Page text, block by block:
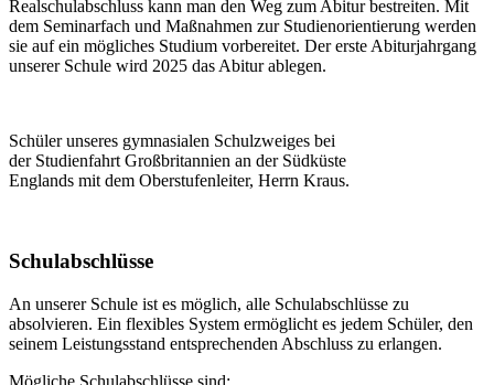
Realschulabschluss kann man den Weg zum Abitur bestreiten. Mit
dem Seminarfach und Maßnahmen zur Studienorientierung werden
sie auf ein mögliches Studium vorbereitet. Der erste Abiturjahrgang
unserer Schule wird 2025 das Abitur ablegen.
Schüler unseres gymnasialen Schulzweiges bei
der Studienfahrt Großbritannien an der Südküste
Englands mit dem Oberstufenleiter, Herrn Kraus.
Schulabschlüsse
An unserer Schule ist es möglich, alle Schulabschlüsse zu
absolvieren. Ein flexibles System ermöglicht es jedem Schüler, den
seinem Leistungsstand entsprechenden Abschluss zu erlangen.
Mögliche Schulabschlüsse sind: